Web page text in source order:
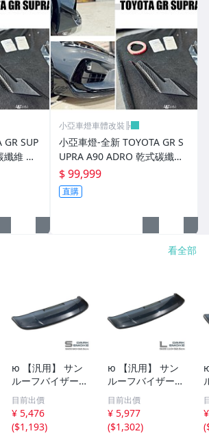
GR SUP
纖維 前
小亞車燈車體改裝╠
小亞車燈-全新 TOYOTA GR S
UPRA A90 ADRO 乾式碳纖維
前保桿風刀 前保 風刀
$ 99,999
直購
看全部
ю 【汎用】 サン
ルーフバイザー
ダークスモーク [
Sサイズ ] 90×32.
5cm 取付金具付
き サンルーフ 後
目前出價
¥ 5,476
($1,193)
ю 【汎用】 サン
ルーフバイザー
ダークスモーク [
Lサイズ ] 110×3
2.5cm 取付金具
付き サンルーフ
目前出價
¥ 5,977
($1,302)
(